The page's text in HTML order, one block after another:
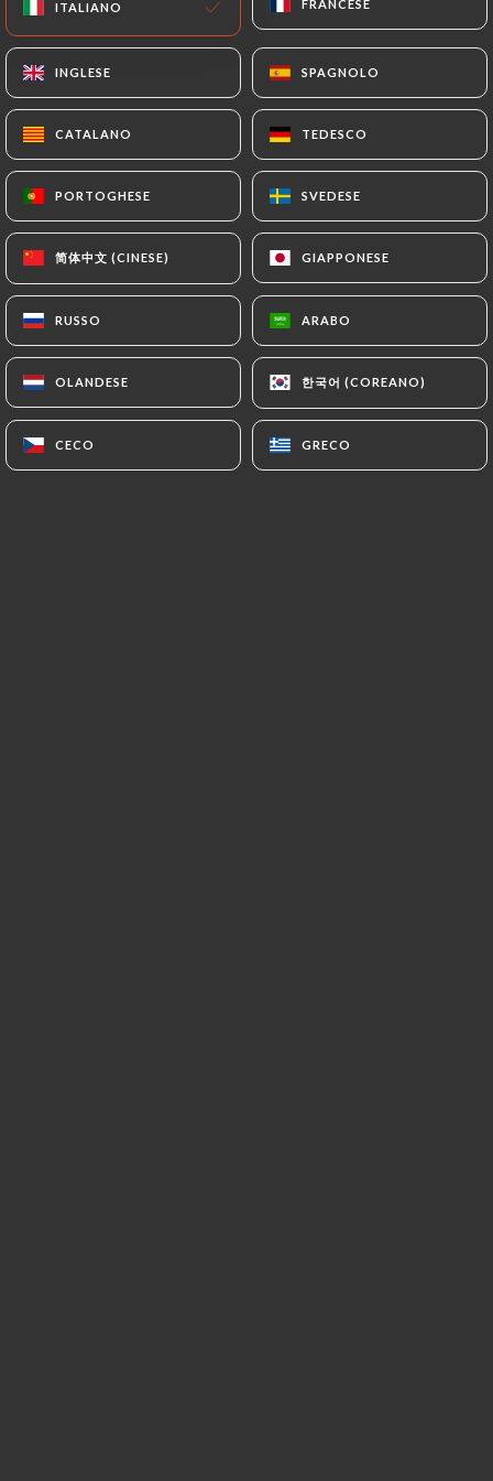
ITALIANO FRANCESE
INGLESE SPAGNOLO
CATALANO TEDESCO
PORTOGHESE SVEDESE
简体中文 (CINESE) GIAPPONESE
RUSSO ARABO
OLANDESE 한국어 (COREANO)
CECO GRECO
ITALIANO FRANCESE
INGLESE SPAGNOLO
CATALANO TEDESCO
PORTOGHESE SVEDESE
简体中文 (CINESE) GIAPPONESE
RUSSO ARABO
OLANDESE 한국어 (COREANO)
CECO GRECO